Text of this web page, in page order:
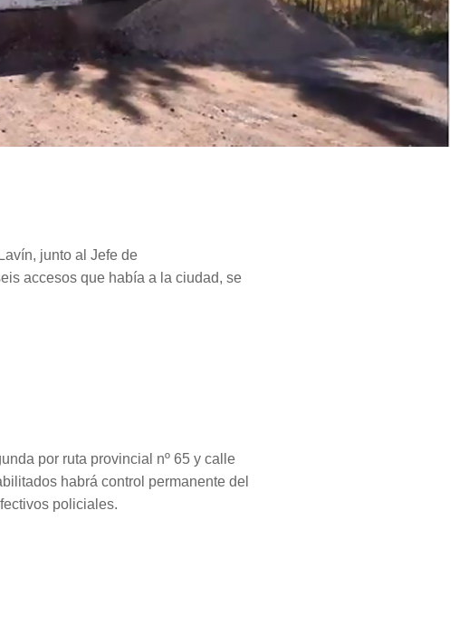
junto al Jefe de
accesos que había a la ciudad, se
por ruta provincial nº 65 y calle
habrá control permanente del
policiales.